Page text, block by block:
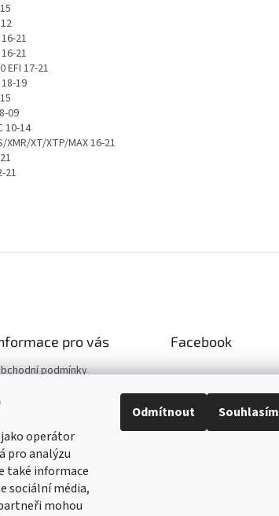
jako operátor
pro analýzu
také informace
sociální média,
mohou
Odmítnout Souhlasím
21
21
EFI 17-21
19
09
10-14
XT/XTP/MAX 16-21
21
pro vás
podmínky
Podmínky ochrany osobních
Facebook